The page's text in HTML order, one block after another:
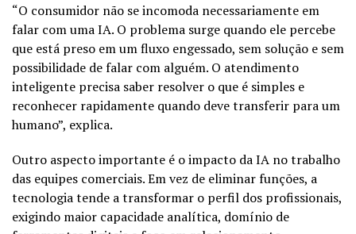
“O consumidor não se incomoda necessariamente em
falar com uma IA. O problema surge quando ele percebe
que está preso em um fluxo engessado, sem solução e sem
possibilidade de falar com alguém. O atendimento
inteligente precisa saber resolver o que é simples e
reconhecer rapidamente quando deve transferir para um
humano”, explica.
Outro aspecto importante é o impacto da IA no trabalho
das equipes comerciais. Em vez de eliminar funções, a
tecnologia tende a transformar o perfil dos profissionais,
exigindo maior capacidade analítica, domínio de